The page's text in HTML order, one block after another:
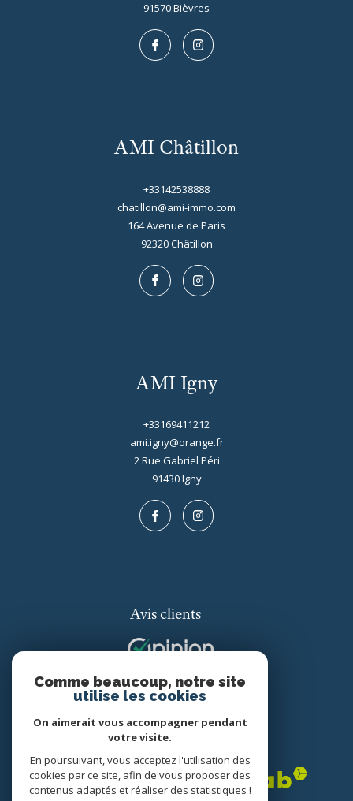
91570
bièvres
AMI Châtillon
+33142538888
chatillon@ami-immo.com
164 Avenue de Paris
92320 châtillon
AMI Igny
+33169411212
ami.igny@orange.fr
2 Rue Gabriel Péri
91430 igny
Avis clients
Adhérents
Comme beaucoup, notre site
utilise les cookies
On aimerait vous accompagner pendant
votre visite.
En poursuivant, vous acceptez l'utilisation des
cookies par ce site, afin de vous proposer des
contenus adaptés et réaliser des statistiques !